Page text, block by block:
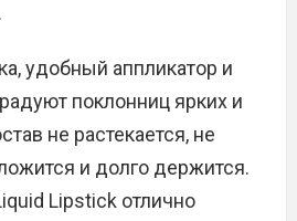
удобный аппликатор и
поклонниц ярких и
не растекается, не
и долго держится.
Lipstick отлично